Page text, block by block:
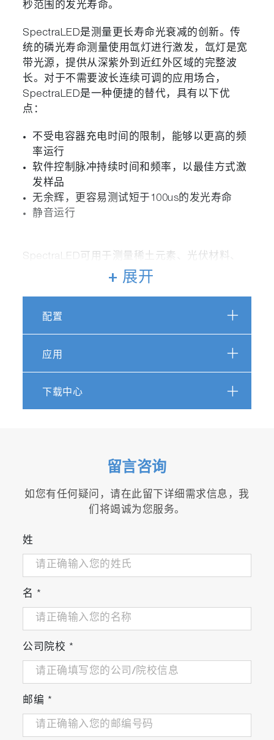
秒范围的发光寿命。
SpectraLED是测量更长寿命光衰减的创新。传
统的磷光寿命测量使用氙灯进行激发，氙灯是宽
带光源，提供从深紫外到近红外区域的完整波
长。对于不需要波长连续可调的应用场合，
SpectraLED是一种便捷的替代，具有以下优
点：
不受电容器充电时间的限制，能够以更高的频
率运行
软件控制脉冲持续时间和频率，以最佳方式激
发样品
无余辉，更容易测试短于100us的发光寿命
静音运行
SpectraLED可用于测量稀土元素、光伏材料、
矿物、安全墨水和单线态氧等材料的长寿命发
基于LED的低成本磷光测量光源
直接连接到FluoroHub和DeltaHub，“即插即
用”
使之适应寿命时间范围
可与NanoLED和DeltaDiode光源进行互换
+ 展开
配置
应用
下载中心
留言咨询
如您有任何疑问，请在此留下详细需求信息，我
们将竭诚为您服务。
姓
名 *
公司院校 *
邮编 *